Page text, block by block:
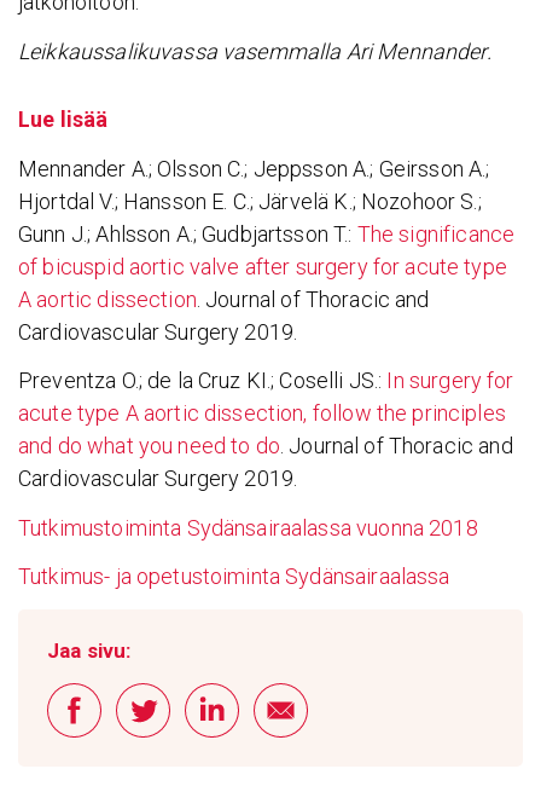
Leikkaussalikuvassa vasemmalla Ari Mennander.
Lue lisää
Mennander A.; Olsson C.; Jeppsson A.; Geirsson A.;
Hjortdal V.; Hansson E. C.; Järvelä K.; Nozohoor S.;
Gunn J.; Ahlsson A.; Gudbjartsson T.: The significance
of bicuspid aortic valve after surgery for acute type
A aortic dissection . Journal of Thoracic and
Cardiovascular Surgery 2019.
Preventza O.; de la Cruz KI.; Coselli JS.: In surgery for
acute type A aortic dissection, follow the principles
and do what you need to do. Journal of Thoracic and
Cardiovascular Surgery 2019.
Tutkimustoiminta Sydänsairaalassa vuonna 2018
Tutkimus- ja opetustoiminta Sydänsairaalassa
Jaa sivu: